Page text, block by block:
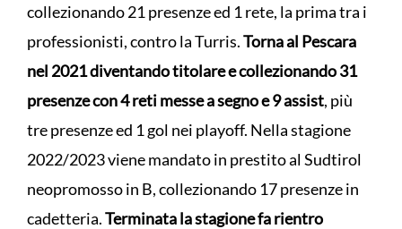
collezionando 21 presenze ed 1 rete, la prima tra i
professionisti, contro la Turris.Torna al Pescara
nel 2021 diventando titolare e collezionando 31
presenze con 4 reti messe a segno e 9 assist, più
tre presenze ed 1 gol nei playoff. Nella stagione
2022/2023 viene mandato in prestito al Sudtirol
neopromosso in B, collezionando 17 presenze in
cadetteria.Terminata la stagione fa rientro